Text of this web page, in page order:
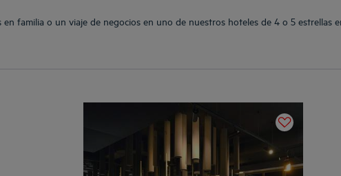
en familia o un viaje de negocios en uno de nuestros hoteles de 4 o 5 estrellas